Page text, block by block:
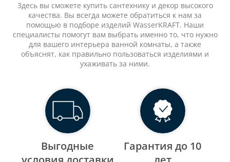
Здесь вы сможете купить сантехнику и декор высокого
качества. Вы всегда можете обратиться к нам за
помощью в подборе изделий WasserKRAFT. Наши
специалисты помогут вам выбрать именно то, что нужно
для вашего интерьера ванной комнаты, а также
объяснят, как правильно пользоваться изделиями и
ухаживать за ними.
Выгодные
Гарантия до 10